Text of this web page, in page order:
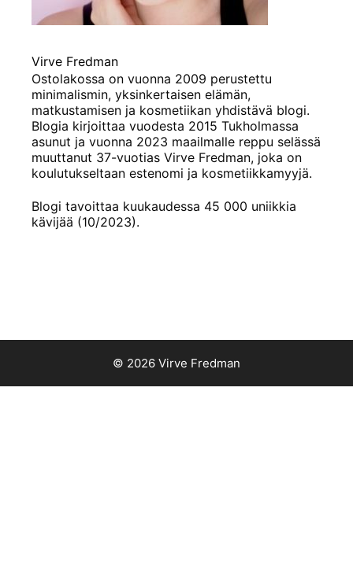
Virve Fredman
Ostolakossa on vuonna 2009 perustettu
minimalismin, yksinkertaisen elämän,
matkustamisen ja kosmetiikan yhdistävä blogi.
Blogia kirjoittaa vuodesta 2015 Tukholmassa
asunut ja vuonna 2023 maailmalle reppu selässä
muuttanut 37-vuotias Virve Fredman, joka on
koulutukseltaan estenomi ja kosmetiikkamyyjä.
Blogi tavoittaa kuukaudessa 45 000 uniikkia
kävijää (10/2023).
© 2026 Virve Fredman